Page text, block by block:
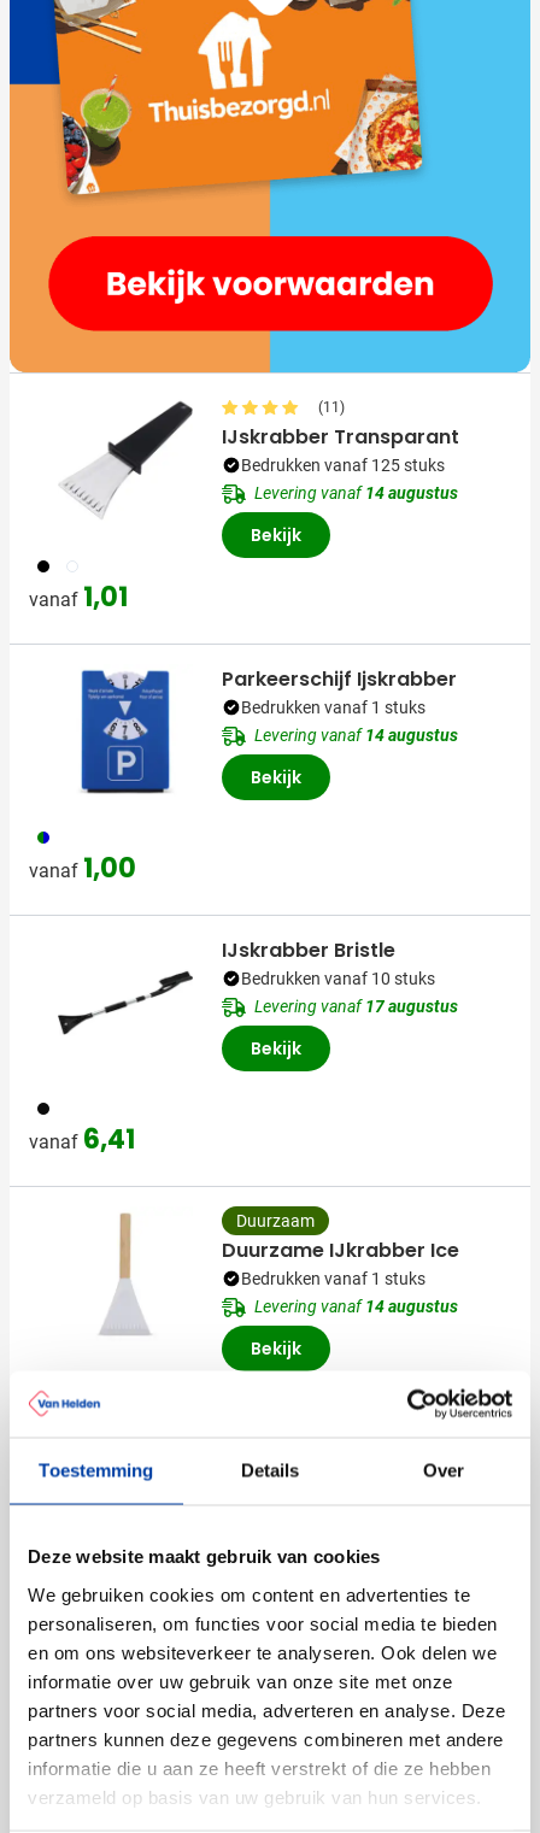
Toestemming Details Over
Deze website maakt gebruik van cookies
We gebruiken cookies om content en advertenties te
personaliseren, om functies voor social media te bieden
en om ons websiteverkeer te analyseren. Ook delen we
informatie over uw gebruik van onze site met onze
partners voor social media, adverteren en analyse. Deze
partners kunnen deze gegevens combineren met andere
informatie die u aan ze heeft verstrekt of die ze hebben
verzameld op basis van uw gebruik van hun services.
001 002
vanaf 1,01
(11)
IJskrabber Transparant
Bedrukken vanaf 125 stuks
Levering vanaf14 augustus
Bekijk
314
vanaf 1,00
Parkeerschijf Ijskrabber
Bedrukken vanaf 1 stuks
Levering vanaf14 augustus
Bekijk
001
vanaf 6,41
IJskrabber Bristle
Bedrukken vanaf 10 stuks
Levering vanaf17 augustus
Bekijk
vanaf 1,22
Duurzaam
Duurzame IJkrabber Ice
Bedrukken vanaf 1 stuks
Levering vanaf14 augustus
Bekijk
001311
vanaf 1,15
Bedrukken vanaf 25 stuks
Bekijk
Gerecycled
Ijskrabber | Gerecycled